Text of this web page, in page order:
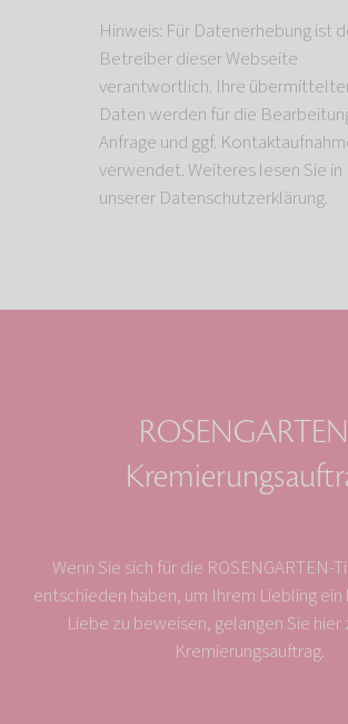
Hinweis: Für Datenerhebung ist
Betreiber dieser Webseite
verantwortlich. Ihre
Daten werden für die
Anfrage und ggf.
verwendet. Weiteres lesen Sie in
unserer Datenschutzerklärung.
Wenn Sie sich für die
entschieden haben, um Ihrem Liebling
Liebe zu beweisen, gelangen Sie hier
Kremierungsauftrag.